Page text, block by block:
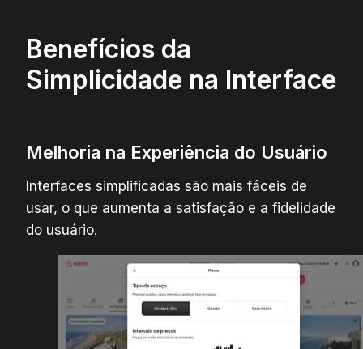
Benefícios da
Simplicidade na Interface
Melhoria na Experiência do Usuário
Interfaces simplificadas são mais fáceis de
usar, o que aumenta a satisfação e a fidelidade
do usuário.